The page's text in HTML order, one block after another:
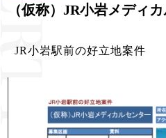
（仮称）JR小岩メディ
JR小岩駅前の好立地案件